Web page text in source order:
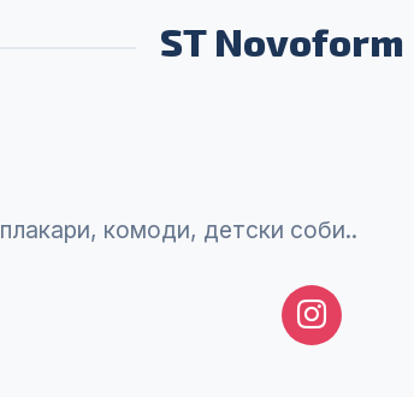
ST Novoform
комоди, детски соби..